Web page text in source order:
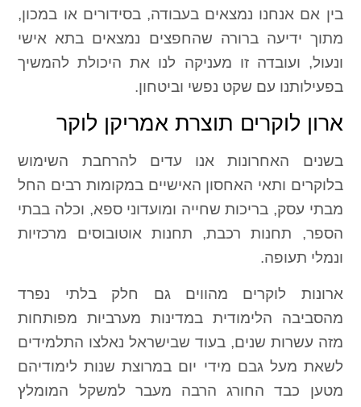
בין אם אנחנו נמצאים בעבודה, בסידורים או במכון,
מתוך ידיעה ברורה שהחפצים נמצאים בתא אישי
ונעול, ועובדה זו מעניקה לנו את היכולת להמשיך
בפעילותנו עם שקט נפשי וביטחון.
ארון לוקרים תוצרת אמריקן לוקר
בשנים האחרונות אנו עדים להרחבת השימוש
בלוקרים ותאי האחסון האישיים במקומות רבים החל
מבתי עסק, בריכות שחייה ומועדוני ספא, וכלה בבתי
הספר, תחנות רכבת, תחנות אוטובוסים מרכזיות
ונמלי תעופה.
ארונות לוקרים מהווים גם חלק בלתי נפרד
מהסביבה הלימודית במדינות מערביות מפותחות
מזה עשרות שנים, בעוד שבישראל נאלצו התלמידים
לשאת מעל גבם מידי יום במרוצת שנות לימודיהם
מטען כבד החורג הרבה מעבר למשקל המומלץ